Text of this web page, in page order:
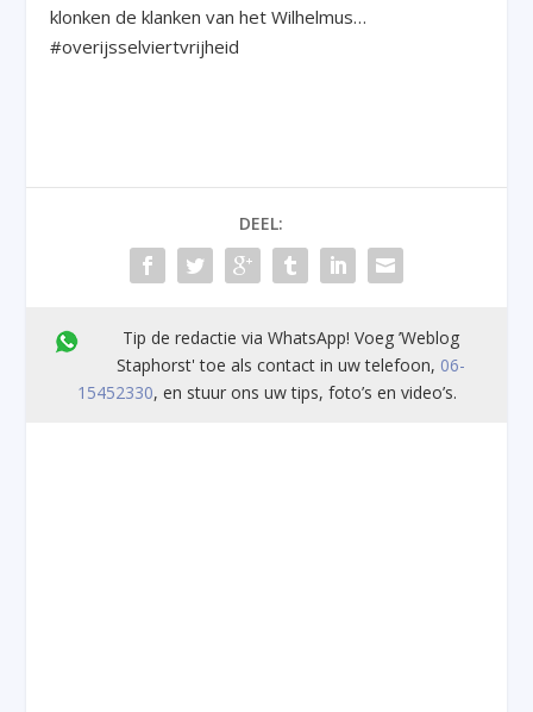
klonken de klanken van het Wilhelmus…
#overijsselviertvrijheid
DEEL:
Tip de redactie via WhatsApp! Voeg ’Weblog
Staphorst' toe als contact in uw telefoon, 06-
15452330, en stuur ons uw tips, foto’s en video’s.